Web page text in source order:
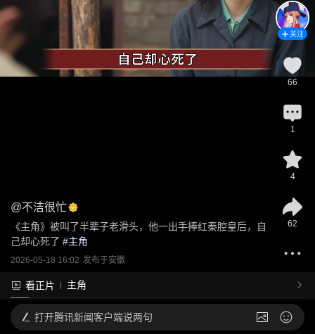
@不洁很忙
《主角》被叫了半辈子老滑头，他一出手捧红秦腔皇后，自
己却心死了 #主角
2026-05-18 16:02 发布于安徽
看正片 主角
关注
66
1
4
62
打开腾讯新闻客户端说两句